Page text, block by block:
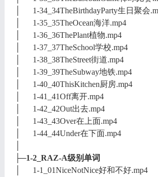
│ 1-34_34TheBirthdayParty生日聚会
│ 1-35_35TheOcean海洋.mp4
│ 1-36_36ThePlant植物.mp4
│ 1-37_37TheSchool学校.mp4
│ 1-38_38TheStreet街道.mp4
│ 1-39_39TheSubway地铁.mp4
│ 1-40_40ThisKitchen厨房.mp4
│ 1-41_41Off离开.mp4
│ 1-42_42Out出去.mp4
│ 1-43_43Over在上面.mp4
│ 1-44_44Under在下面.mp4
├─1-2_RAZ-A级别单词
│ 1-1_01NiceNotNice好和不好.mp4